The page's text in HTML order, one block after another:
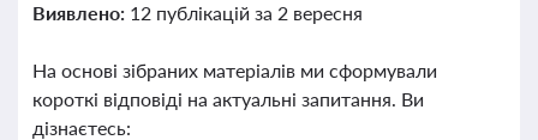
Виявлено: 12 публікацій за 2 вересня
На основі зібраних матеріалів ми сформували
короткі відповіді на актуальні запитання. Ви
дізнаєтесь: